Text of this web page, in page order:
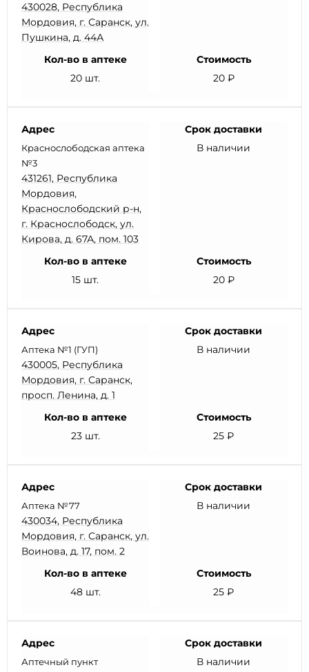
430028, Республика
Мордовия, г. Саранск, ул.
Пушкина, д. 44А
Кол-во в аптеке
20 шт.
Стоимость
20 ₽
Адрес
Краснослободская аптека
№3
431261, Республика
Мордовия,
Краснослободский р-н,
г. Краснослободск, ул.
Кирова, д. 67А, пом. 103
Срок доставки
В наличии
Кол-во в аптеке
15 шт.
Стоимость
20 ₽
Адрес
Аптека №1 (ГУП)
430005, Республика
Мордовия, г. Саранск,
просп. Ленина, д. 1
Срок доставки
В наличии
Кол-во в аптеке
23 шт.
Стоимость
25 ₽
Адрес
Аптека №77
430034, Республика
Мордовия, г. Саранск, ул.
Воинова, д. 17, пом. 2
Срок доставки
В наличии
Кол-во в аптеке
48 шт.
Стоимость
25 ₽
Адрес
Аптечный пункт
Срок доставки
В наличии